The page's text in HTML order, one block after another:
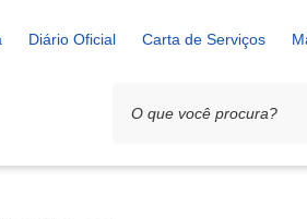
Diário Oficial Carta de Serviços